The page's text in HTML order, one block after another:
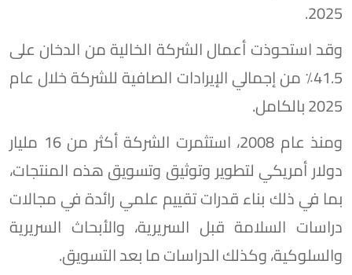
2025.
وقد استحوذت أعمال الشركة الخالية من الدخان على
41.5٪ من إجمالي الإيرادات الصافية للشركة خلال عام
2025 بالكامل.
ومنذ عام 2008، استثمرت الشركة أكثر من 16 مليار
دولار أمريكي لتطوير وتوثيق وتسويق هذه المنتجات،
بما في ذلك بناء قدرات تقييم علمي رائدة في مجالات
دراسات السلامة قبل السريرية، والأبحاث السريرية
والسلوكية، وكذلك الدراسات ما بعد التسويق.